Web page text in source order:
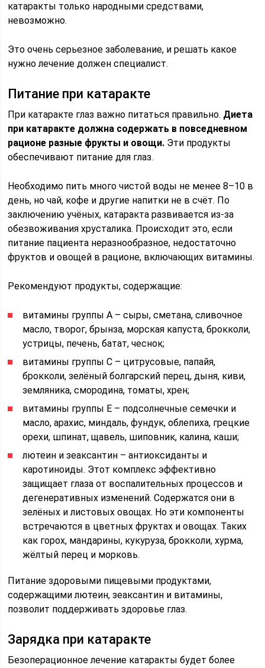
катаракты только народными средствами,
невозможно.
Это очень серьезное заболевание, и решать какое
нужно лечение должен специалист.
Питание при катаракте
При катаракте глаз важно питаться правильно. Диета
при катаракте должна содержать в повседневном
рационе разные фрукты и овощи. Эти продукты
обеспечивают питание для глаз.
Необходимо пить много чистой воды не менее 8–10 в
день, но чай, кофе и другие напитки не в счёт. По
заключению учёных, катаракта развивается из-за
обезвоживания хрусталика. Происходит это, если
питание пациента неразнообразное, недостаточно
фруктов и овощей в рационе, включающих витамины.
Рекомендуют продукты, содержащие:
витамины группы А – сыры, сметана, сливочное
масло, творог, брынза, морская капуста, брокколи,
устрицы, печень, батат, чеснок;
витамины группы С – цитрусовые, папайя,
брокколи, зелёный болгарский перец, дыня, киви,
земляника, смородина, томаты, хрен;
витамины группы Е – подсолнечные семечки и
масло, арахис, миндаль, фундук, облепиха, грецкие
орехи, шпинат, щавель, шиповник, калина, каши;
лютеин и зеаксантин – антиоксиданты и
каротиноиды. Этот комплекс эффективно
защищает глаза от воспалительных процессов и
дегенеративных изменений. Содержатся они в
зелёных и листовых овощах. Но эти компоненты
встречаются в цветных фруктах и овощах. Таких
как горох, мандарины, кукуруза, брокколи, хурма,
жёлтый перец и морковь.
Питание здоровыми пищевыми продуктами,
содержащими лютеин, зеаксантин и витамины,
позволит поддерживать здоровье глаз.
Зарядка при катаракте
Безоперационное лечение катаракты будет более